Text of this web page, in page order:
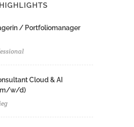
/ Portfoliomanager
Cloud & AI
w/d)​